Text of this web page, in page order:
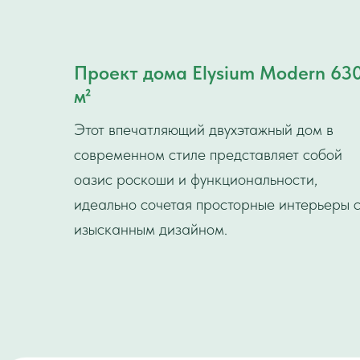
Проект дома Elysium Modern
м²
Этот впечатляющий двухэтажный дом в
современном стиле представляет собой
оазис роскоши и функциональности,
идеально сочетая просторные интерьеры с
изысканным дизайном.